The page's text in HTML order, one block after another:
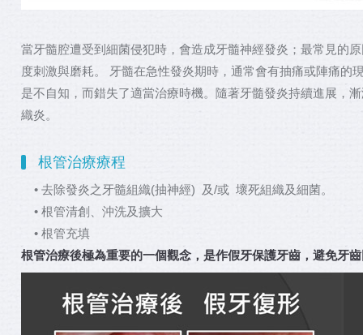
當牙髓腔遭受到細菌侵犯時，會造成牙髓神經發炎；最常見的
度刺激與磨耗。 牙髓在急性發炎期時，通常會有抽痛或陣痛
是不自知，而錯失了適當治療時機。隨著牙髓發炎持續進展，
織炎。
根管治療療程
• 去除發炎之牙髓組織(抽神經) 及/或 壞死組織及細菌。
• 根管清創、沖洗及擴大
• 根管充填
根管治療後極為重要的一個觀念，是作假牙保護牙齒，避免牙